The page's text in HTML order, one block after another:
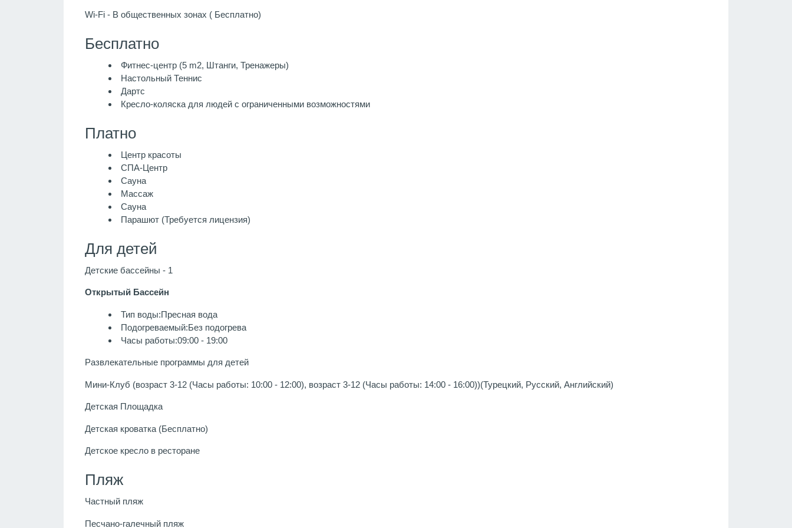
Wi-Fi - В общественных зонах ( Бесплатно)
Бесплатно
Фитнес-центр (5 m2, Штанги, Тренажеры)
Настольный Теннис
Дартс
Кресло-коляска для людей с ограниченными возможностями
Платно
Центр красоты
СПА-Центр
Сауна
Массаж
Сауна
Парашют (Требуется лицензия)
Для детей
Детские бассейны - 1
Открытый Бассейн
Тип воды:Пресная вода
Подогреваемый:Без подогрева
Часы работы:09:00 - 19:00
Развлекательные программы для детей
Мини-Клуб (возраст 3-12 (Часы работы: 10:00 - 12:00), возраст 3-12 (Часы работы: 14:00 - 16:00))(Турецкий, Русский, Английский)
Детская Площадка
Детская кроватка (Бесплатно)
Детское кресло в ресторане
Пляж
Частный пляж
Песчано-галечный пляж